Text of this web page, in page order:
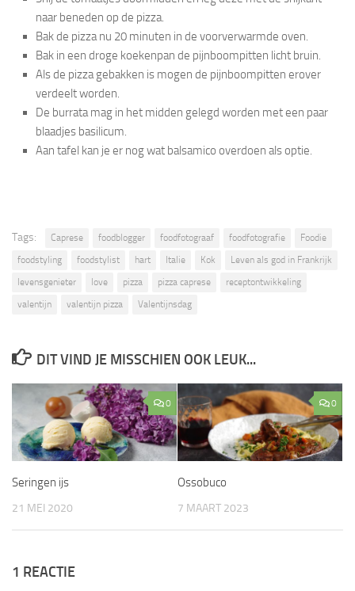
naar beneden op de pizza.
Bak de pizza nu 20 minuten in de voorverwarmde oven.
Bak in een droge koekenpan de pijnboompitten licht bruin.
Als de pizza gebakken is mogen de pijnboompitten erover
verdeelt worden.
De burrata mag in het midden gelegd worden met een paar
blaadjes basilicum.
Aan tafel kan je er nog wat balsamico overdoen als optie.
Tags: Caprese foodblogger foodfotograaf foodfotografie
Foodie
foodstyling
foodstylist hart Italie Kok
Leven als god in Frankrijk
levensgenieter
love pizza pizza caprese
receptontwikkeling
valentijn
valentijn pizza Valentijnsdag
DIT VIND JE MISSCHIEN OOK LEUK...
0
Seringen ijs
21 MEI 2020
0
Ossobuco
7 MAART 2023
1 REACTIE